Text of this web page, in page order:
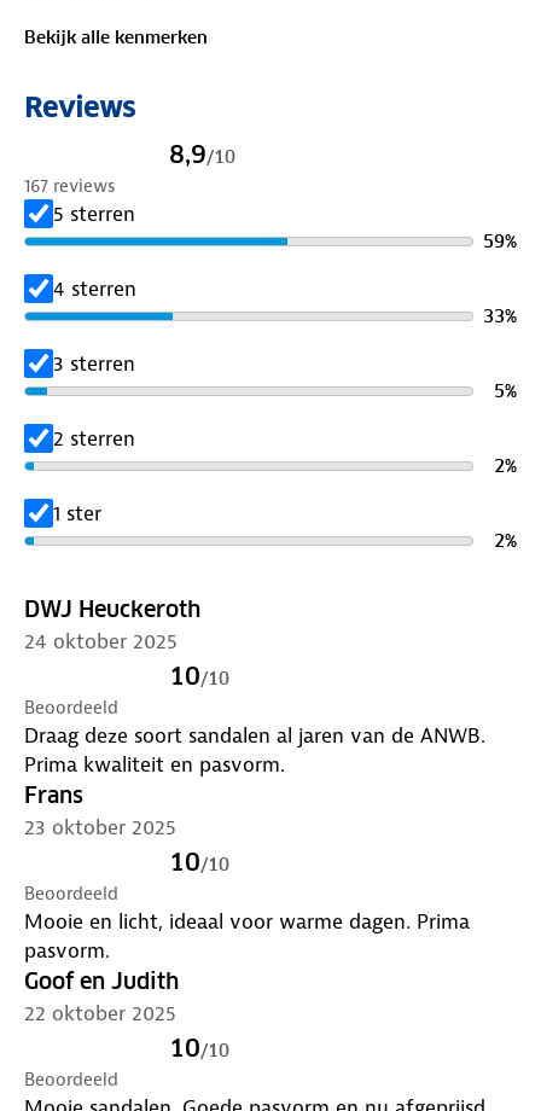
Bekijk alle kenmerken
Reviews
8,9/10
167 reviews
5 sterren
59%
4 sterren
33%
3 sterren
5%
2 sterren
2%
1 ster
2%
DWJ Heuckeroth
24 oktober 2025
10/10
Beoordeeld
Draag deze soort sandalen al jaren van de ANWB.
Prima kwaliteit en pasvorm.
Frans
23 oktober 2025
10/10
Beoordeeld
Mooie en licht, ideaal voor warme dagen. Prima
pasvorm.
Goof en Judith
22 oktober 2025
10/10
Beoordeeld